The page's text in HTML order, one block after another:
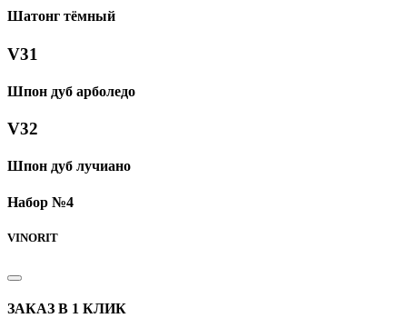
Шатонг тёмный
V31
Шпон дуб арболедо
V32
Шпон дуб лучиано
Набор №4
VINORIT
ЗАКАЗ В 1 КЛИК